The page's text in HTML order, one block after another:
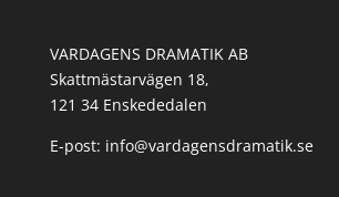
VARDAGENS DRAMATIK AB
Skattmästarvägen 18,
121 34 Enskededalen
E-post: info@vardagensdramatik.se